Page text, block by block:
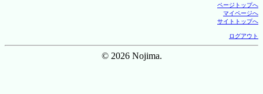
ページトップへ
マイページへ
サイトトップへ
ログアウト
© 2026 Nojima.